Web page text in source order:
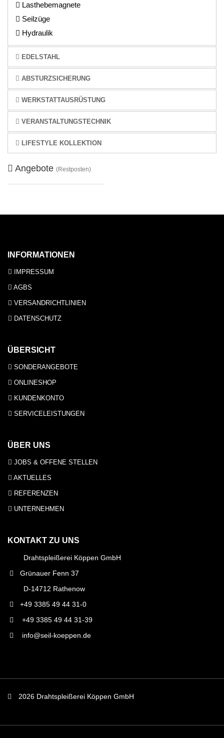
Lasthebemagnete
Seilzüge
Hydraulik
EDELSTAHL
ABSTURZSICHERUNG
WERKSTATTAUSRÜSTUNG
VERANSTALTUNGSTECHNIK
LIFESTYLE KOLLEKTION
Angebote (Restposten)
INFORMATIONEN
IMPRESSUM
AGBS
VERSANDRICHTLINIEN
DATENSCHUTZ
ÜBERSICHT
SONDERANGEBOTE
ONLINESHOP
KUNDENKONTO
SERVICELEISTUNGEN
ÜBER UNS
JOBS & OFFENE STELLEN
AKTUELLES
REFERENZEN
UNTERNEHMEN
KONTAKT ZU UNS
Drahtspleißerei Köppen GmbH
Grünauer Fenn 37
D-14712 Rathenow
+49 3385 49 44 31-0
+49 3385 49 44 31-39
info@seil-koeppen.de
2026 Drahtspleißerei Köppen GmbH